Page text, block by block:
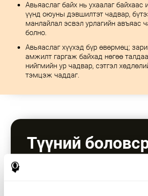
Авьяаслаг байх нь ухаалаг байхаас
үүнд оюуны дэвшилтэт чадвар,
манлайлал эсвэл урлагийн авъяас
болно.
Авьяаслаг хүүхэд бүр өвөрмөц;
амжилт гаргаж байхад нөгөө
нийгмийн ур чадвар, сэтгэл
тэмцэж чаддаг.
Түүний